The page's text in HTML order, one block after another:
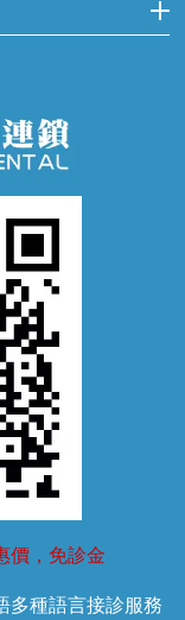
價，免診金
多種語言接診服務